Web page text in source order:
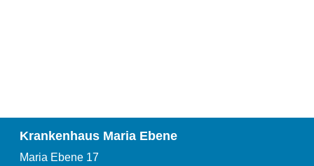
Krankenhaus Maria Ebene
Maria Ebene 17